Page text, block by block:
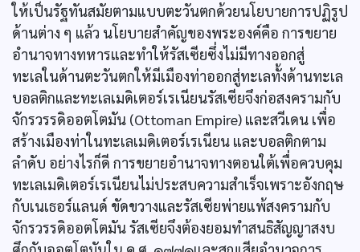
ให้เป็นรัฐทันสมัยตามแบบตะวันตกด้วยนโยบายการปฏิรูป
ด้านต่าง ๆ แล้ว นโยบายสำคัญของพระองค์คือ การขยาย
อำนาจทางทหารและทำให้รัสเซียซึ่งไม่มีทางออกสู่
ทะเลในด้านตะวันตกให้มีเมืองท่าออกสู่ทะเลทั้งด้านทะเล
บอลติกและทะเลเมดิเตอร์เรเนียนรัสเซียจึงก่อสงครามกับ
จักรวรรดิออตโตมัน (Ottoman Empire) และสวีเดน เพื่อ
สร้างเมืองท่าในทะเลเมดิเตอร์เรเนียน และบอลติกตาม
ลำดับ อย่างไรก็ดี การขยายอำนาจทางตอนใต้เพื่อควบคุม
ทะเลเมดิเตอร์เรเนียนไม่ประสบความสำเร็จเพราะอังกฤษ
กับเนเธอร์แลนด์ ขัดขวางและรัสเซียพ่ายแพ้สงครามกับ
จักรวรรดิออตโตมัน รัสเซียจึงต้องยอมทำสนธิสัญญาสงบ